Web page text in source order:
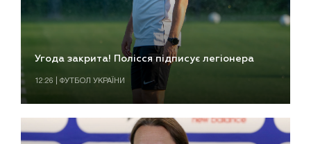
Угода закрита! Полісся підписує легіонера
12:26 | ФУТБОЛ УКРАЇНИ